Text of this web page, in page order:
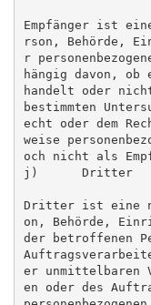
Empfänger ist
rson, Behörde,
r
hängig davon,
handelt oder
bestimmten
echt oder dem
weise
och nicht als
j)      Dritter
Dritter ist eine
on, Behörde,
der betroffenen
er unmittelbaren
en oder des